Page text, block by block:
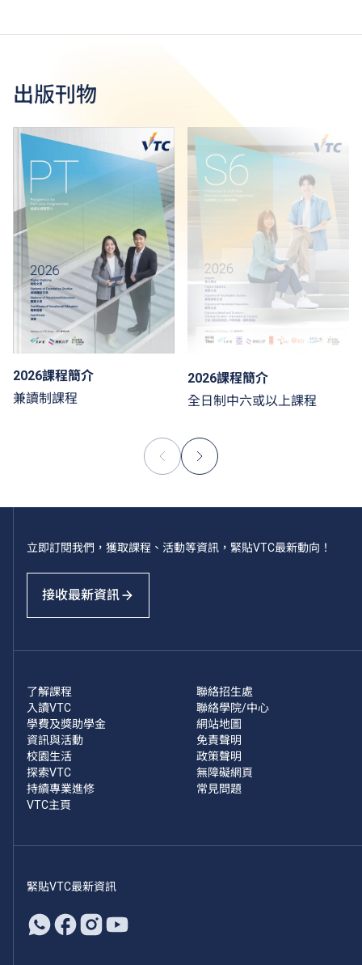
出版刊物
2026課程簡介
兼讀制課程
2026課程簡介
全日制中六或以上課程
立即訂閱我們，獲取課程、活動等資訊，緊貼VTC最新動向！
接收最新資訊
了解課程
入讀VTC
學費及獎助學金
資訊與活動
校園生活
探索VTC
持續專業進修
VTC主頁
聯絡招生處
聯絡學院/中心
網站地圖
免責聲明
政策聲明
無障礙網頁
常見問題
緊貼VTC最新資訊